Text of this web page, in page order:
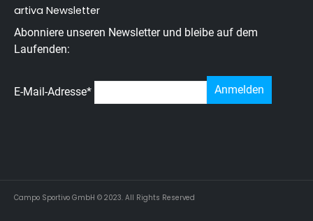
artiva Newsletter
Abonniere unseren Newsletter und bleibe auf dem
Laufenden:
E-Mail-Adresse*
Campo Sportivo GmbH © 2023. All Rights Reserved